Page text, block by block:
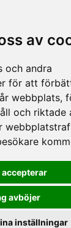
av
och andra
för att
webbplats,
och riktade
accepterar
avböjer
inställningar